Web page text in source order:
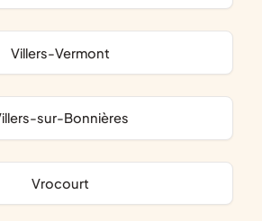
Villers-Vermont
Villers-sur-Bonnières
Vrocourt